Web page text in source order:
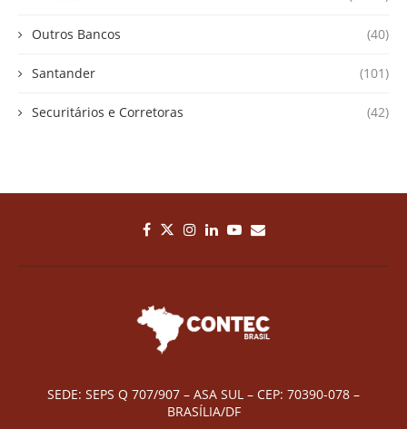
Outros Bancos (40)
Santander (101)
Securitários e Corretoras (42)
SEDE: SEPS Q 707/907 – ASA SUL – CEP: 70390-078 –
BRASÍLIA/DF